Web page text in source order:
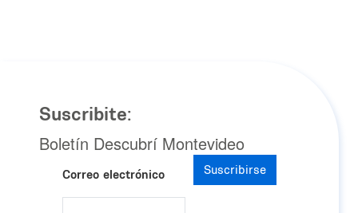
Suscribite:
Boletín Descubrí Montevideo
Correo electrónico Suscribirse